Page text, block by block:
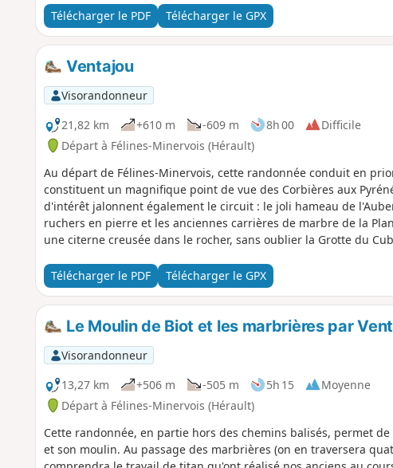
Télécharger le PDF Télécharger le GPX
Ventajou
Visorandonneur
21,82 km
+610 m -609 m 8h 00
Difficile
Départ à Félines-Minervois (Hérault)
Au départ de Félines-Minervois, cette randonnée conduit en
constituent un magnifique point de vue des Corbières aux
d'intérêt jalonnent également le circuit : le joli hameau de
ruchers en pierre et les anciennes carrières de marbre de la
une citerne creusée dans le rocher, sans oublier la Grotte du
harmonieusement ce périple.
Télécharger le PDF Télécharger le GPX
Le Moulin de Biot et les marbrières par
Visorandonneur
13,27 km
+506 m -505 m 5h 15
Moyenne
Départ à Félines-Minervois (Hérault)
Cette randonnée, en partie hors des chemins balisés, permet
et son moulin. Au passage des marbrières (on en traversera